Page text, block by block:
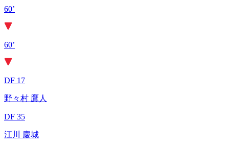
60’
60’
DF 17
野々村 鷹人
DF 35
江川 慶城